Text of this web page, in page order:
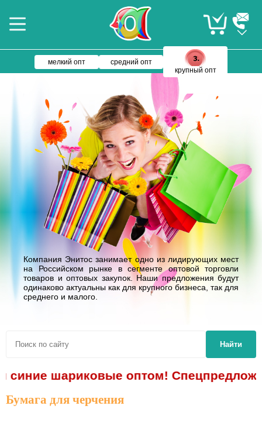
мелкий опт
средний опт
крупный опт
Компания Энитос занимает одно из лидирующих мест
на Российском рынке в сегменте оптовой торговли
товаров и оптовых закупок. Наши предложения будут
одинаково актуальны как для крупного бизнеса, так для
среднего и малого.
Найти
синие шариковые оптом!
Бумага для черчения